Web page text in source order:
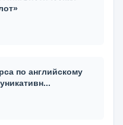
по английскому